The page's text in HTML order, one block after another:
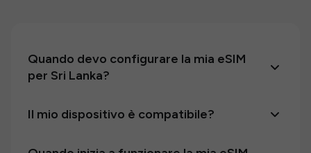
Quando devo configurare la mia eSIM
per Sri Lanka?
Il mio dispositivo è compatibile?